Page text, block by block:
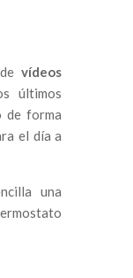
devídeos
últimos
de forma
el día a
una